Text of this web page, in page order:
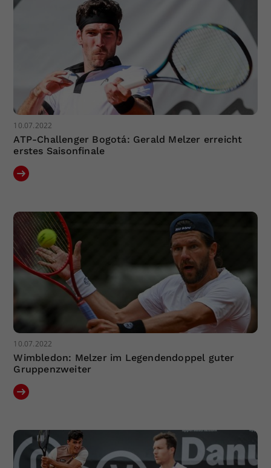
10.07.2022
ATP-Challenger Bogotá: Gerald Melzer erreicht
erstes Saisonfinale
10.07.2022
Wimbledon: Melzer im Legendendoppel guter
Gruppenzweiter